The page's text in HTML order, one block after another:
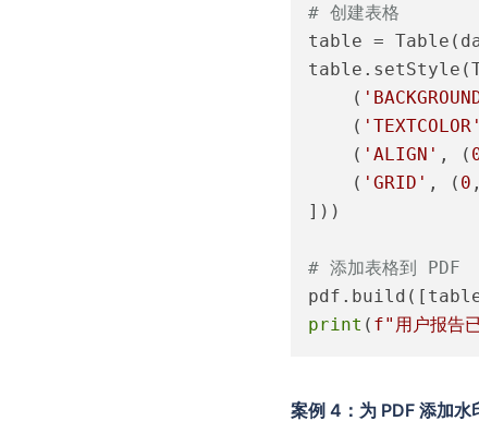
# 创建表格
table =
    (
    (
'TEXTCOLOR'
    (
'ALIGN' , (
    (
'GRID' , ( 0
]))
# 添加表格到 PDF
print ( f"用户报告已
案例 4：为 PDF 添加水